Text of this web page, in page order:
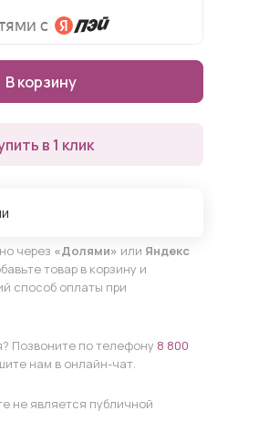
В корзину
в 1 клик
через «Долями» или Яндекс
товар в корзину и
способ оплаты при
Позвоните по телефону 8 800
нам в онлайн-чат.
не является публичной